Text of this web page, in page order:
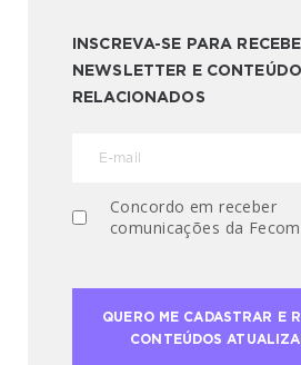
INSCREVA-SE PARA
NEWSLETTER E
RELACIONADOS
Concordo em receber
comunicações da